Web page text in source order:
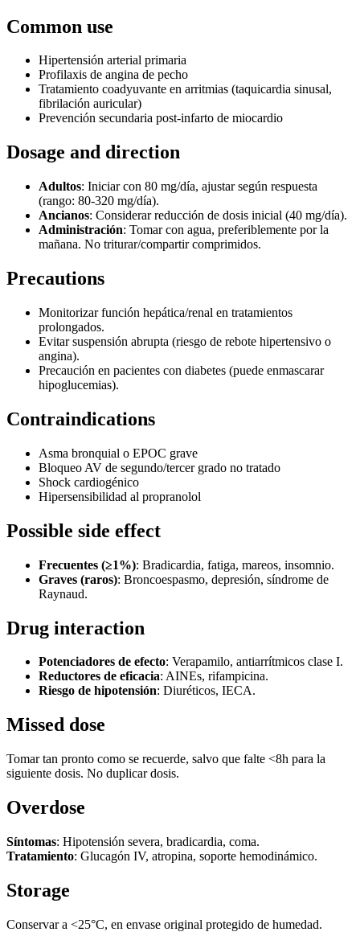
Common use
Hipertensión arterial primaria
Profilaxis de angina de pecho
Tratamiento coadyuvante en arritmias (taquicardia sinusal,
fibrilación auricular)
Prevención secundaria post-infarto de miocardio
Dosage and direction
Adultos: Iniciar con 80 mg/día, ajustar según respuesta
(rango: 80-320 mg/día).
Ancianos: Considerar reducción de dosis inicial (40 mg/día).
Administración: Tomar con agua, preferiblemente por la
mañana. No triturar/compartir comprimidos.
Precautions
Monitorizar función hepática/renal en tratamientos
prolongados.
Evitar suspensión abrupta (riesgo de rebote hipertensivo o
angina).
Precaución en pacientes con diabetes (puede enmascarar
hipoglucemias).
Contraindications
Asma bronquial o EPOC grave
Bloqueo AV de segundo/tercer grado no tratado
Shock cardiogénico
Hipersensibilidad al propranolol
Possible side effect
Frecuentes (≥1%): Bradicardia, fatiga, mareos, insomnio.
Graves (raros): Broncoespasmo, depresión, síndrome de
Raynaud.
Drug interaction
Potenciadores de efecto: Verapamilo, antiarrítmicos clase I.
Reductores de eficacia: AINEs, rifampicina.
Riesgo de hipotensión: Diuréticos, IECA.
Missed dose
Tomar tan pronto como se recuerde, salvo que falte <8h para la
siguiente dosis. No duplicar dosis.
Overdose
Síntomas: Hipotensión severa, bradicardia, coma.
Tratamiento: Glucagón IV, atropina, soporte hemodinámico.
Storage
Conservar a <25°C, en envase original protegido de humedad.